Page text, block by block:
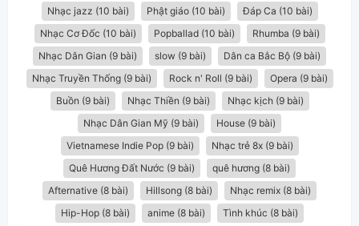
Nhạc jazz (10 bài)
Phật giáo (10 bài)
Đáp Ca (10 bài)
Nhạc Cơ Đốc (10 bài)
Popballad (10 bài)
Rhumba (9 bài)
Nhạc Dân Gian (9 bài)
slow (9 bài)
Dân ca Bắc Bộ (9 bài)
Nhạc Truyền Thống (9 bài)
Rock n' Roll (9 bài)
Opera (9 bài)
Buồn (9 bài)
Nhạc Thiền (9 bài)
Nhạc kịch (9 bài)
Nhạc Dân Gian Mỹ (9 bài)
House (9 bài)
Vietnamese Indie Pop (9 bài)
Nhạc trẻ 8x (9 bài)
Quê Hương Đất Nước (9 bài)
quê hương (8 bài)
Afternative (8 bài)
Hillsong (8 bài)
Nhạc remix (8 bài)
Hip-Hop (8 bài)
anime (8 bài)
Tình khúc (8 bài)